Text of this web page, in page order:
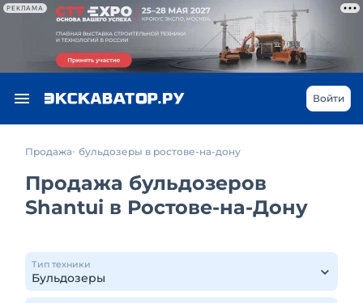
РЕКЛАМА
Войти
Продажа бульдозеры в ростове-на-дону
Продажа бульдозеров
Shantui в Ростове-на-Дону
Тип техники